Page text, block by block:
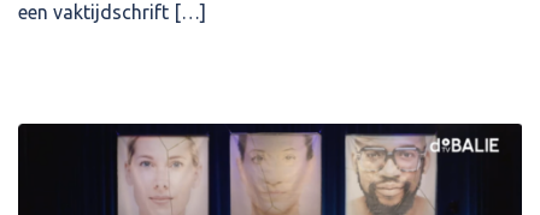
een vaktijdschrift […]